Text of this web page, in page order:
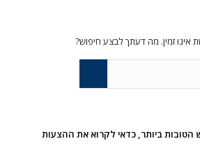
זמין. מה דעתך לבצע חיפוש?
ביותר, כדאי לקרוא את ההצעות